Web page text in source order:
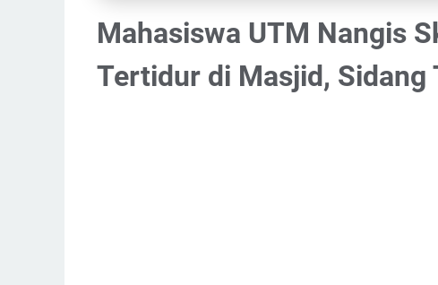
Mahasiswa UTM Nangis
Tertidur di Masjid, Sidang